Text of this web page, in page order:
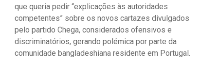
que queria pedir “explicações às autoridades
competentes” sobre os novos cartazes divulgados
pelo partido Chega, considerados ofensivos e
discriminatórios, gerando polémica por parte da
comunidade bangladeshiana residente em Portugal.